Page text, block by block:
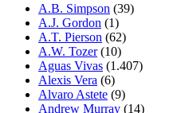
A.B. Simpson (39)
A.J. Gordon (1)
A.T. Pierson (62)
A.W. Tozer(10)
Aguas Vivas (1.407)
Alexis Vera (6)
Alvaro Astete (9)
Andrew Murray (14)